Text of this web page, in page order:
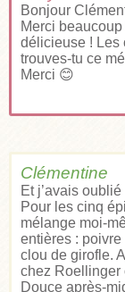
Bonjour
Merci beaucoup
délicieuse ! Les
trouves-tu ce
Merci 😊
Clémentine
Et j’avais
Pour les cinq
mélange moi-
entières :
clou de girofle.
chez Roellinger
Douce après-